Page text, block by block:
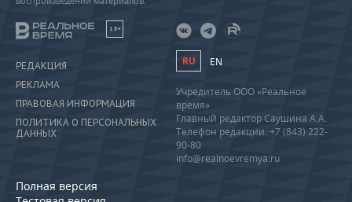
18+
РЕДАКЦИЯ
РЕКЛАМА
ПРАВОВАЯ ИНФОРМАЦИЯ
ПОЛИТИКА О ПЕРСОНАЛЬНЫХ
ДАННЫХ
Полная версия
RU EN
Учредитель ООО «Реальное
время»
Главный редактор Саушина А.А.
Телефон редакции: +7 (843) 222-
90-80
info@realnoevremya.ru